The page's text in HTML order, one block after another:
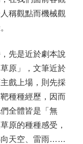
稱觀點而機械觀
先是近於劇本說
原」，文筆近於
戲上場，則先採
種種經歷，因而
全體皆是「無
原的種種感受，
向天空、雷雨……